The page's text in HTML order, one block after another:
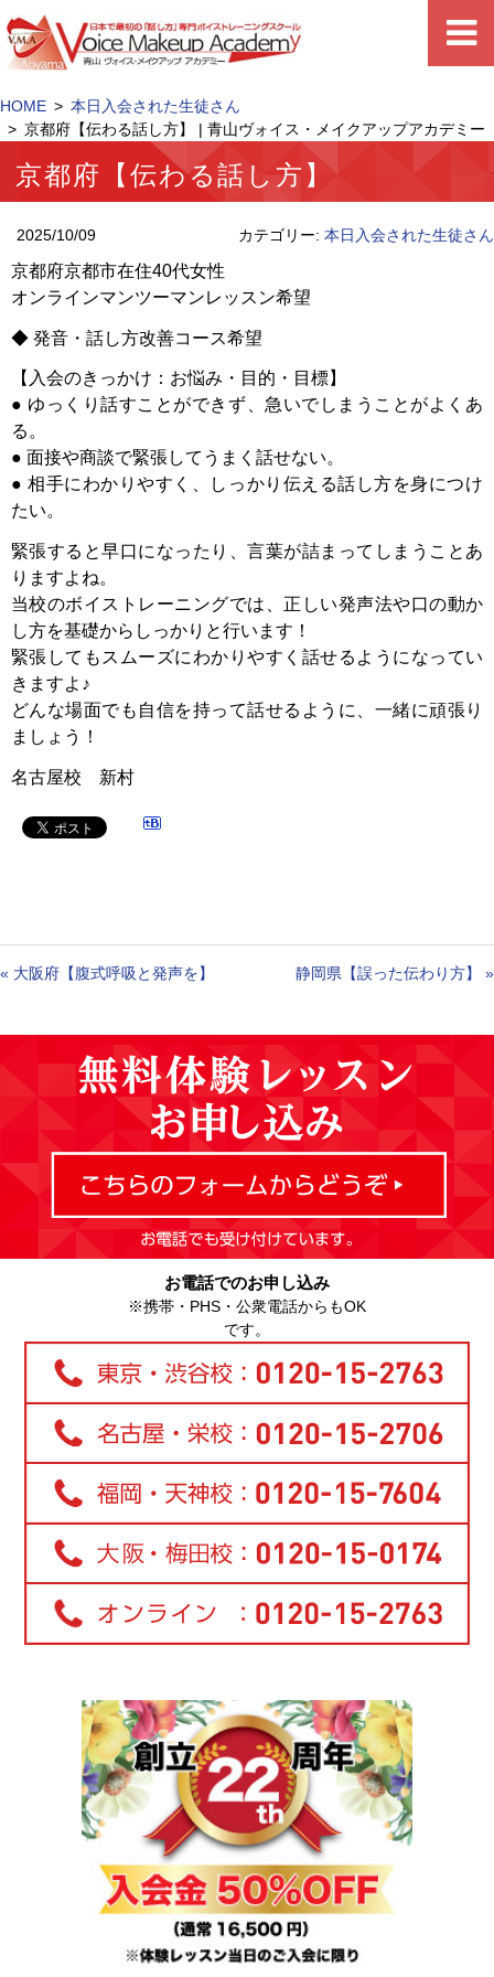
HOME
本日入会された生徒さん
京都府【伝わる話し方】 | 青山ヴォイス・メイクアップアカデミー
京都府【伝わる話し方】
2025/10/09 カテゴリー: 本日入会された生徒さん
京都府京都市在住40代女性
オンラインマンツーマンレッスン希望
◆ 発音・話し方改善コース希望
【入会のきっかけ：お悩み・目的・目標】
● ゆっくり話すことができず、急いでしまうことがよくあ
る。
● 面接や商談で緊張してうまく話せない。
● 相手にわかりやすく、しっかり伝える話し方を身につけ
たい。
緊張すると早口になったり、言葉が詰まってしまうことあ
りますよね。
当校のボイストレーニングでは、正しい発声法や口の動か
し方を基礎からしっかりと行います！
緊張してもスムーズにわかりやすく話せるようになってい
きますよ♪
どんな場面でも自信を持って話せるように、一緒に頑張り
ましょう！
名古屋校 新村
« 大阪府【腹式呼吸と発声を】 静岡県【誤った伝わり方】 »
お電話でのお申し込み
※携帯・PHS・公衆電話からもOK
です。